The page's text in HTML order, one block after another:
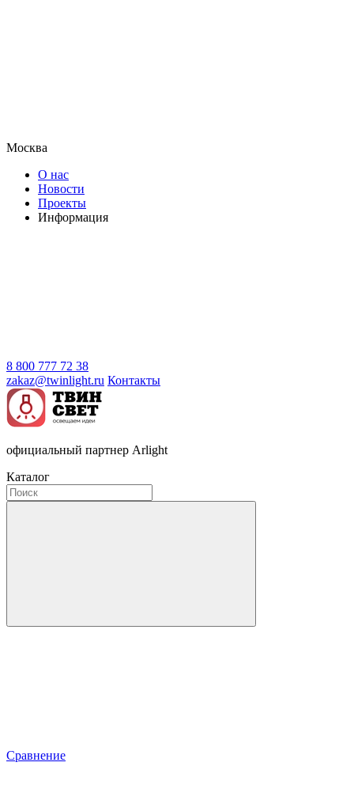
Москва
О нас
Новости
Проекты
Информация
8 800 777 72 38
zakaz@twinlight.ru Контакты
официальный партнер Arlight
Каталог
Сравнение